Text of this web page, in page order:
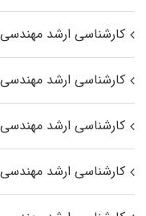
کارشناسی ارشد
کارشناسی ارشد
کارشناسی ارشد
کارشناسی ارشد مهندسی